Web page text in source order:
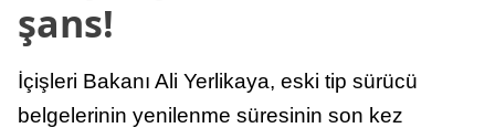
şans!
İçişleri Bakanı Ali Yerlikaya, eski tip sürücü
belgelerinin yenilenme süresinin son kez